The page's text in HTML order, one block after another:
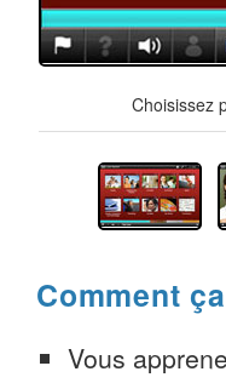
Choisissez
Comment
Vous